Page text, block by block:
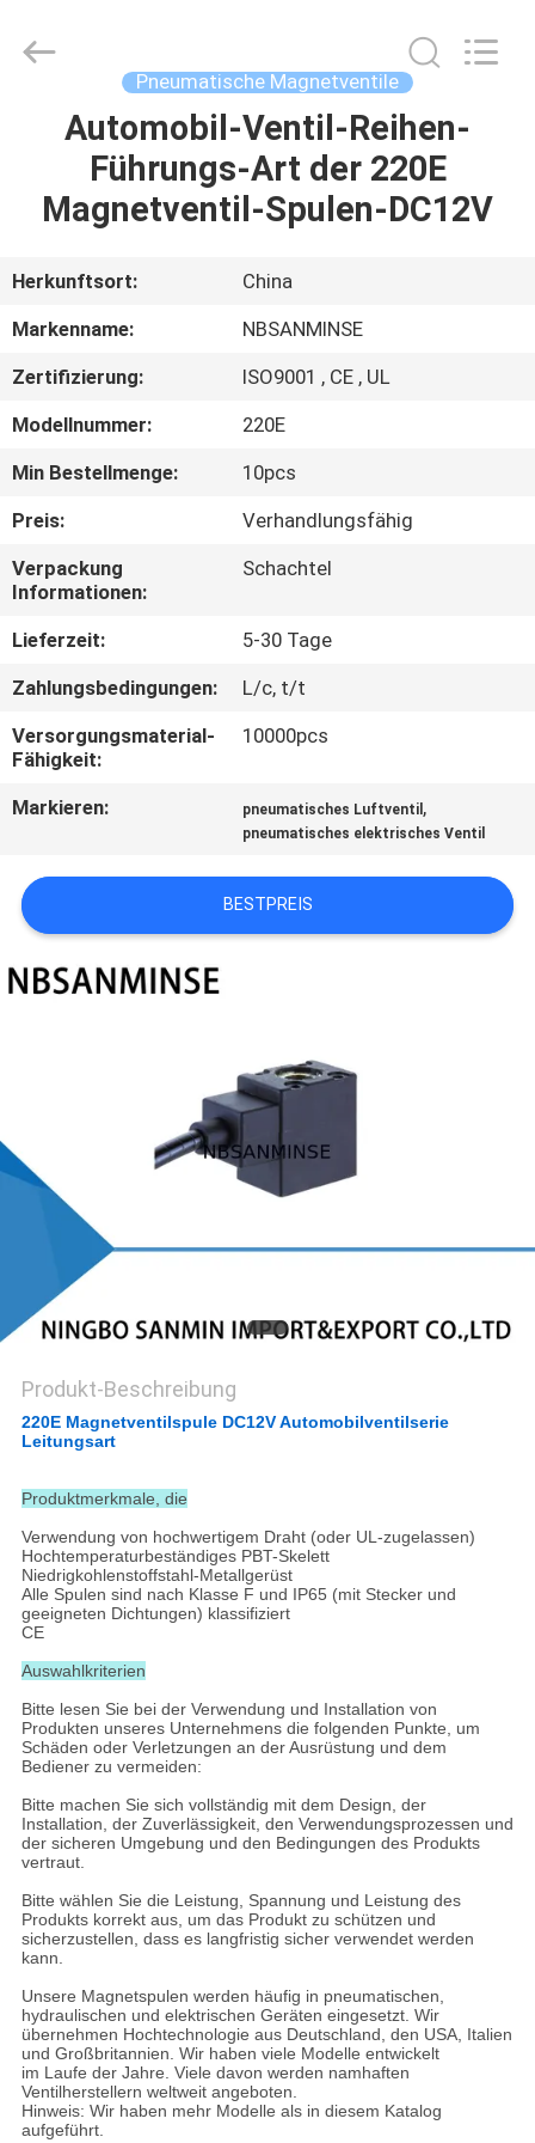
HAUS
PRODUKTE
ÜBER
UNS
FABRIK-
AUSFLUG
QUALITÄTSKONTROLLE
TRETEN
SIE
MIT
IN
VERBINDUNG
NACHRICHTEN
FORDERN
SIE EIN
DATENSCHUTZERKLÄRUNG
Export
Co.,Ltd..
Pneumatische Magnetventile
Automobil-Ventil-Reihen-
Führungs-Art der 220E
Magnetventil-Spulen-DC12V
Herkunftsort:
China
Markenname:
NBSANMINSE
Zertifizierung:
ISO9001 , CE , UL
Modellnummer:
220E
Min Bestellmenge:
10pcs
Preis:
Verhandlungsfähig
Verpackung
Informationen:
Schachtel
Lieferzeit:
5-30 Tage
Zahlungsbedingungen:
L/c, t/t
Versorgungsmaterial-
Fähigkeit:
10000pcs
Markieren: pneumatisches Luftventil ,
pneumatisches elektrisches Ventil
BESTPREIS
Produkt-Beschreibung
220E Magnetventilspule DC12V Automobilventilserie
Leitungsart
Produktmerkmale, die
Verwendung von hochwertigem Draht (oder UL-zugelassen)
Hochtemperaturbeständiges PBT-Skelett
Niedrigkohlenstoffstahl-Metallgerüst
Alle Spulen sind nach Klasse F und IP65 (mit Stecker und
geeigneten Dichtungen) klassifiziert
CE
Auswahlkriterien
Bitte lesen Sie bei der Verwendung und Installation von
Produkten unseres Unternehmens die folgenden Punkte, um
Schäden oder Verletzungen an der Ausrüstung und dem
Bediener zu vermeiden:
Bitte machen Sie sich vollständig mit dem Design, der
Installation, der Zuverlässigkeit, den Verwendungsprozessen und
der sicheren Umgebung und den Bedingungen des Produkts
vertraut.
Bitte wählen Sie die Leistung, Spannung und Leistung des
Produkts korrekt aus, um das Produkt zu schützen und
sicherzustellen, dass es langfristig sicher verwendet werden
kann.
Unsere Magnetspulen werden häufig in pneumatischen,
hydraulischen und elektrischen Geräten eingesetzt. Wir
übernehmen Hochtechnologie aus Deutschland, den USA, Italien
und Großbritannien. Wir haben viele Modelle entwickelt
im Laufe der Jahre. Viele davon werden namhaften
Ventilherstellern weltweit angeboten.
Hinweis: Wir haben mehr Modelle als in diesem Katalog
aufgeführt.